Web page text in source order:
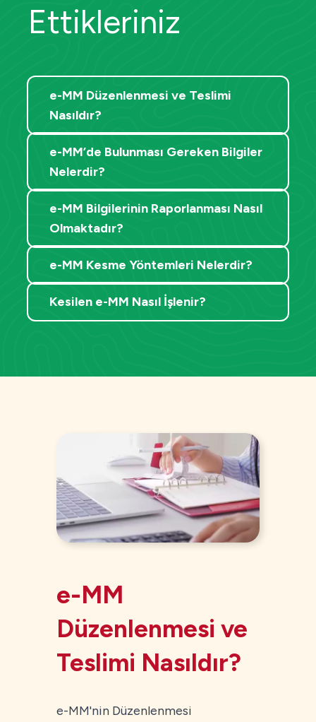
Ettikleriniz
e-MM Düzenlenmesi ve Teslimi
Nasıldır?
e-MM’de Bulunması Gereken Bilgiler
Nelerdir?
e-MM Bilgilerinin Raporlanması Nasıl
Olmaktadır?
e-MM Kesme Yöntemleri Nelerdir?
Kesilen e-MM Nasıl İşlenir?
e-MM
Düzenlenmesi ve
Teslimi Nasıldır?
e-MM'nin Düzenlenmesi